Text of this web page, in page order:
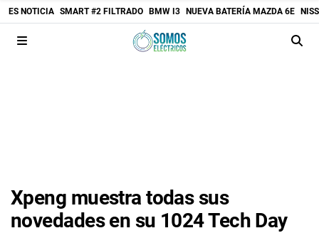
ES NOTICIA SMART #2 FILTRADO BMW I3 NUEVA BATERÍA MAZDA 6E
Xpeng muestra todas sus
novedades en su 1024 Tech Day